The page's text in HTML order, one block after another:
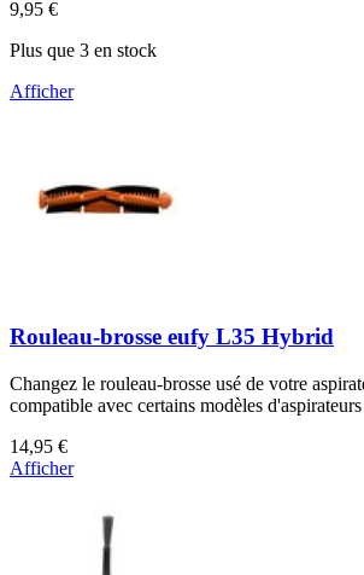
9,95 €
Plus que 3 en stock
Afficher
Rouleau-brosse eufy L35 Hybrid
Changez le rouleau-brosse usé de votre
compatible avec certains modèles
14,95 €
Afficher